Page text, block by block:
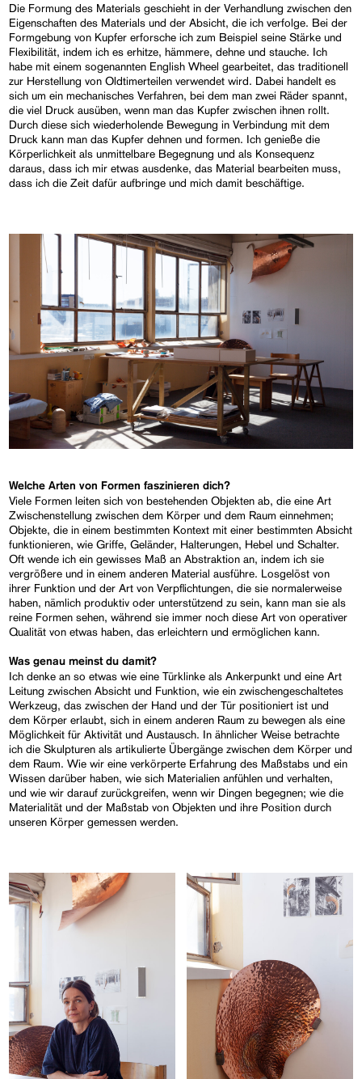
Die Formung des Materials geschieht in der Verhandlung zwischen den
Eigenschaften des Materials und der Absicht, die ich verfolge. Bei der
Formgebung von Kupfer erforsche ich zum Beispiel seine Stärke und
Flexibilität, indem ich es erhitze, hämmere, dehne und stauche. Ich
habe mit einem sogenannten English Wheel gearbeitet, das traditionell
zur Herstellung von Oldtimerteilen verwendet wird. Dabei handelt es
sich um ein mechanisches Verfahren, bei dem man zwei Räder spannt,
die viel Druck ausüben, wenn man das Kupfer zwischen ihnen rollt.
Durch diese sich wiederholende Bewegung in Verbindung mit dem
Druck kann man das Kupfer dehnen und formen. Ich genieße die
Körperlichkeit als unmittelbare Begegnung und als Konsequenz
daraus, dass ich mir etwas ausdenke, das Material bearbeiten muss,
dass ich die Zeit dafür aufbringe und mich damit beschäftige.
Welche Arten von Formen faszinieren dich?
Viele Formen leiten sich von bestehenden Objekten ab, die eine Art
Zwischenstellung zwischen dem Körper und dem Raum einnehmen;
Objekte, die in einem bestimmten Kontext mit einer bestimmten Absicht
funktionieren, wie Griffe, Geländer, Halterungen, Hebel und Schalter.
Oft wende ich ein gewisses Maß an Abstraktion an, indem ich sie
vergrößere und in einem anderen Material ausführe. Losgelöst von
ihrer Funktion und der Art von Verpflichtungen, die sie normalerweise
haben, nämlich produktiv oder unterstützend zu sein, kann man sie als
reine Formen sehen, während sie immer noch diese Art von operativer
Qualität von etwas haben, das erleichtern und ermöglichen kann.
Was genau meinst du damit?
Ich denke an so etwas wie eine Türklinke als Ankerpunkt und eine Art
Leitung zwischen Absicht und Funktion, wie ein zwischengeschaltetes
Werkzeug, das zwischen der Hand und der Tür positioniert ist und
dem Körper erlaubt, sich in einem anderen Raum zu bewegen als eine
Möglichkeit für Aktivität und Austausch. In ähnlicher Weise betrachte
ich die Skulpturen als artikulierte Übergänge zwischen dem Körper und
dem Raum. Wie wir eine verkörperte Erfahrung des Maßstabs und ein
Wissen darüber haben, wie sich Materialien anfühlen und verhalten,
und wie wir darauf zurückgreifen, wenn wir Dingen begegnen; wie die
Materialität und der Maßstab von Objekten und ihre Position durch
unseren Körper gemessen werden.